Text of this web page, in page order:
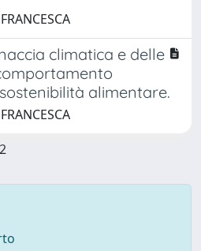
climatica e delle
alimentare.